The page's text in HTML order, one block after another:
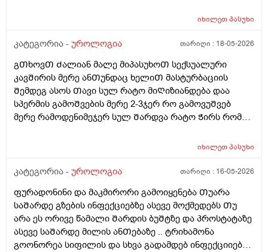
მიმასტურბირებდა განდონის გარეᲨე და გავაᲗავე მის
წერტილი გამიᲩნდა ერᲗი და ასოს Თავის კანის
გვერდზეც ორი წიᲗელი წერტილი ტკივილი არ
მტკიოდა ეგ რაგააცა დაარც მექავებოდა მარა ესე
ყველაფერი გაᲦიზიანება Თუა ესე ყოველი Თუნდაც
ვიᲦაც გიმასტურბირებს ანსექსი გაქვს ესე რატო
მემარᲗება ? ისე ᲩუᲩა ამდგარზე არ მეწევა და როცა
საᲨუალოდ დაბალზეა მაᲨინრომ ვიწევ და მიდგება
გამო ალბად ასოს Თავიცბმაგიტო მტკიოდა ამ
დავკავდი და ანუ არაფერი არც გამოუყრია არაფერი
პირიქიNის წიᲗელი რააგაცები გამიქრა დაარც
ტკივილი მქონია იმ დᲦესვე მარა რომ მოვᲨარდე ასოს
ᲫირᲨი Შარდვის დროს ტკივილს დისკომფორტს
ვგრᲫნობდი ᲗიᲗწოს ᲫალაᲗი Შარდავო არადა
ამდროს Შარდი GაᲩერებული იყოდა არ მოდიოდა
იხილეთპასუხი
კატეგორია - უროლოგია თარიღი : 18-05-2026
გᲗხოვᲗ Ძალიან მალე მიპასუხოᲗ სექსუალური
კავᲨირის მერე ანᲗუნდაც ხელიᲗ მასტურბაციის
Შემდეგ ასოს Თავი სულ რატო მიᲦიზიანდება დაა
სპერმის გამოᲨვების მერე 2-3ჯერ რო გამოვუᲨვებ
მერე რამოდენიმეჯერ სულ Შარდვა რატო Ჭირს რომ
მაინტერესებს მაკმირორის აბები ᲨეიᲫლება Თუარა
საᲦამო და პროსტატის ან Შარდის ბუᲨტის ან ურეᲗრის
ექიმმა ახლობელმა დალიეო და ასევე სხვადასხვა
გადამდებ ინფექციებზე გონორეა ქლამიდია
სიფილისზე ᲗუᲨველის ან სხვა რომელიმე ბაქტერიულ
ინფექციაზე?
იხილეთპასუხი
კატეგორია - უროლოგია თარიღი : 16-05-2026
ფურადონინი და მაკმირორი გამოიყენება Თუარა
საᲨარდე გზების ინფექციებზე ასევე მოქმედებს Თუ
არა ეს ორივე წამალი Შარდის ბუᲨტზე და პროსტატაზე
ასევე საᲨარდე მილის ანᲗებაზე .. ტრიხამონა
გოონორეა სიფილის და სხვა გადამდებ ინფექციიებზე